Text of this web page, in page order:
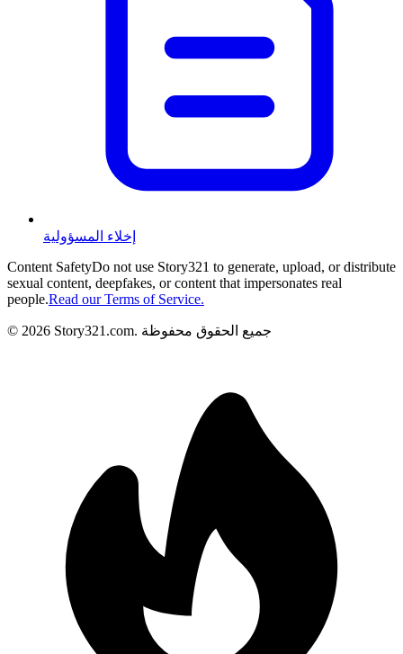
إخلاء المسؤولية
Content SafetyDo not use Story321 to generate, upload, or distribute
sexual content, deepfakes, or content that impersonates real
people.Read our Terms of Service.
© 2026 Story321.com. جميع الحقوق محفوظة